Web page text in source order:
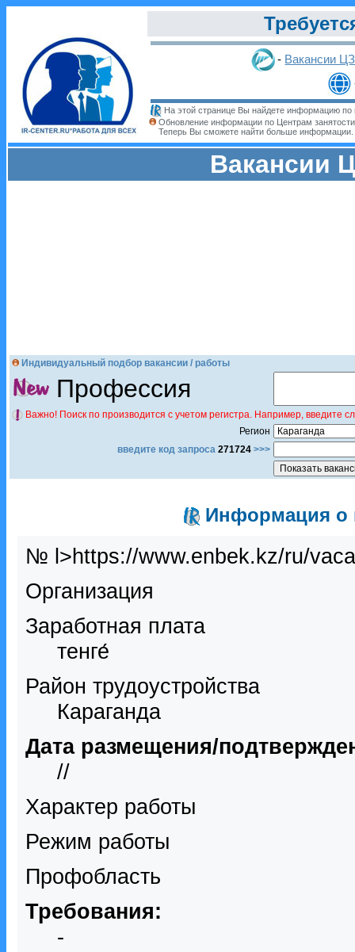
- Вакансии
На этой странице Вы найдете информацию по
Обновление информации по Центрам
Теперь Вы сможете найти больше информации.
Вакансии
Индивидуальный подбор вакансии / работы
Профессия
Важно! Поиск по производится с учетом регистра. Например,
Регион
введите код запроса 271724 >>>
Информация о
№ l>https://www.enbek.kz/ru/
Организация
Заработная плата
тенге́
Район трудоустройства
Караганда
Дата размещения/
//
Характер работы
Режим работы
Профобласть
Требования:
-